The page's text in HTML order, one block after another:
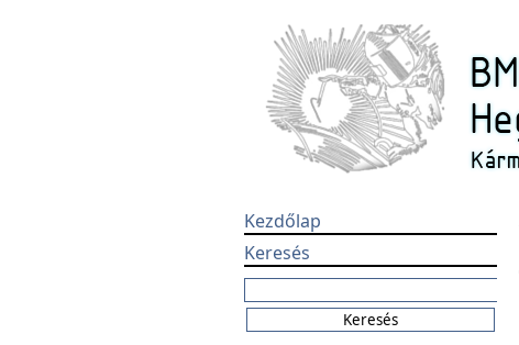
Kezdőlap
Keresés